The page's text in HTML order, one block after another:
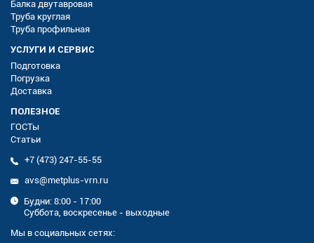
Балка двутавровая
Труба круглая
Труба профильная
УСЛУГИ И СЕРВИС
Подготовка
Погрузка
Доставка
ПОЛЕЗНОЕ
ГОСТы
Статьи
+7 (473) 247-55-55
avs@metplus-vrn.ru
Будни: 8:00 - 17:00
Суббота, воскресенье - выходные
Мы в социальных сетях: